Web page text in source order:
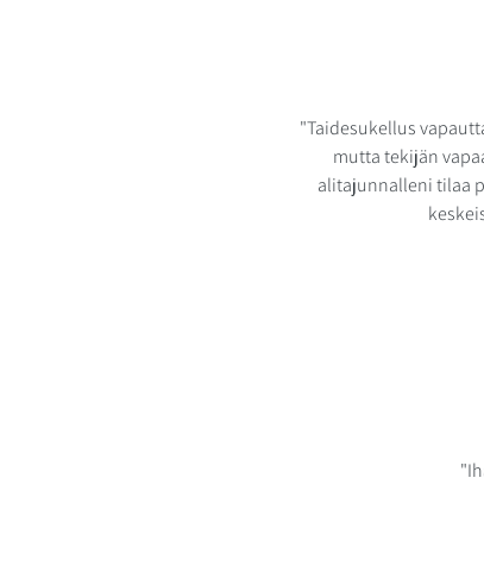
"Taidesukellus
mutta tekijän
alitajunnalleni tilaa